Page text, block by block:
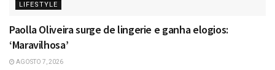
LIFESTYLE
Paolla Oliveira surge de lingerie e ganha elogios:
‘Maravilhosa’
AGOSTO 7, 2026